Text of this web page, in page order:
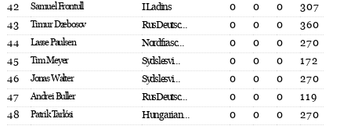
42
Samuel Frontull I Ladins 0 0 0
307
43
Timur Dzebosov RusDeutsc... 0 0 0
360
44
Lasse Paulsen Nordfrasc... 0 0 0
270
45
Tim Meyer Sydslesvi... 0 0 0
172
46
Jonas Walter Sydslesvi... 0 0 0
270
47
Andrei Buller RusDeutsc... 0 0 0
119
48
Patrik Tarlósi Hungarian... 0 0 0
270